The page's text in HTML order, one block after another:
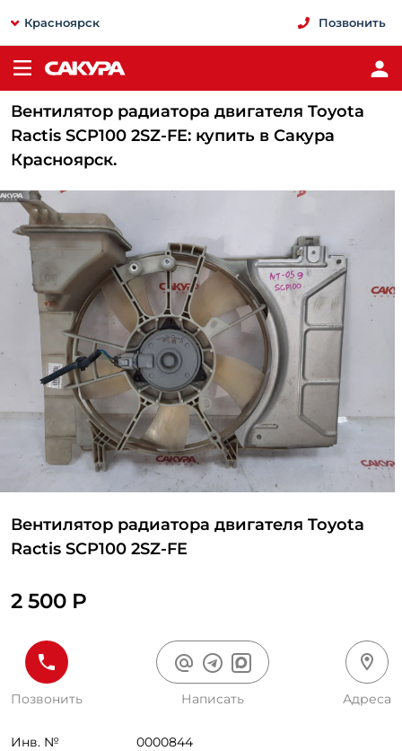
Красноярск Позвонить
Вентилятор радиатора двигателя Toyota
Ractis SCP100 2SZ-FE: купить в Сакура
Красноярск.
Вентилятор радиатора двигателя Toyota
Ractis SCP100 2SZ-FE
2 500 Р
Позвонить Написать Адреса
Инв. №
0000844